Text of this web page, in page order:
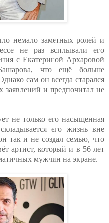
немало заметных ролей и
не раз всплывали его
с Екатериной Архаровой
что ещё больше
сам он всегда старался
заявлений и предпочитал не
не только его насыщенная
его жизнь вне
так и не создал семью, что
артист, который и в 56 лет
мужчин на экране.